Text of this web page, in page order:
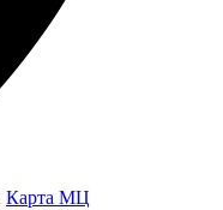
Карта МЦ